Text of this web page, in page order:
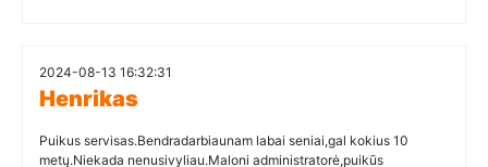
2024-08-13 16:32:31
Henrikas
Puikus servisas.Bendradarbiaunam labai seniai,gal kokius 10
metų.Niekada nenusivyliau.Maloni administratorė,puikūs